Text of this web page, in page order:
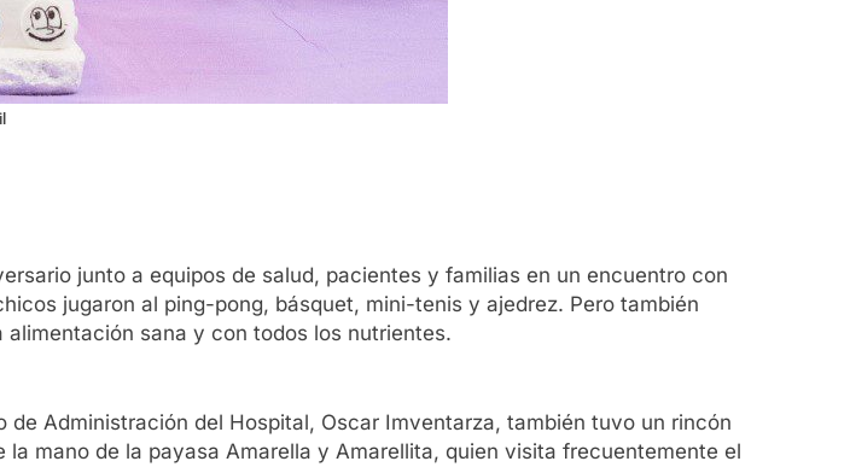
junto a equipos de salud, pacientes y familias en un encuentro con
jugaron al ping-pong, básquet, mini-tenis y ajedrez. Pero también
sana y con todos los nutrientes.
Administración del Hospital, Oscar Imventarza, también tuvo un rincón
mano de la payasa Amarella y Amarellita, quien visita frecuentemente el